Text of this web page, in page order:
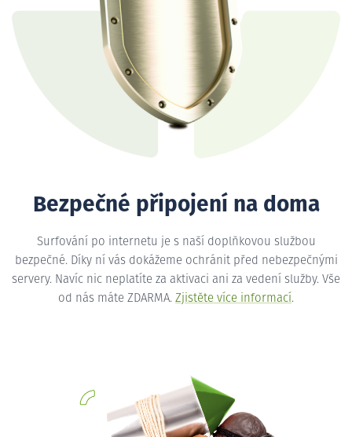
Bezpečné připojení na doma
Surfování po internetu je s naší doplňkovou službou
bezpečné. Díky ní vás dokážeme ochránit před nebezpečnými
servery. Navíc nic neplatíte za aktivaci ani za vedení služby. Vše
od nás máte ZDARMA. Zjistěte více informací.